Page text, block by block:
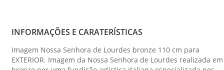
INFORMAÇÕES E CARATERÍSTICAS
Imagem Nossa Senhora de Lourdes bronze 110 cm para
EXTERIOR. Imagem da Nossa Senhora de Lourdes realizada em